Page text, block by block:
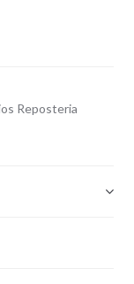
Reposteria